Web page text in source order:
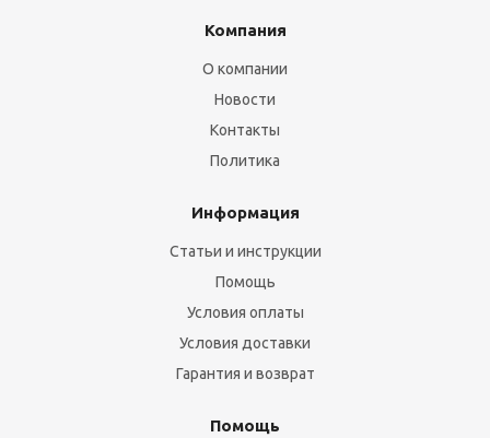
Компания
О компании
Новости
Контакты
Политика
Информация
Статьи и инструкции
Помощь
Условия оплаты
Условия доставки
Гарантия и возврат
Помощь